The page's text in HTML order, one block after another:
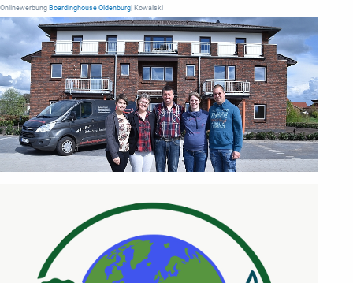
Onlinewerbung Boardinghouse Oldenburg | Kowalski